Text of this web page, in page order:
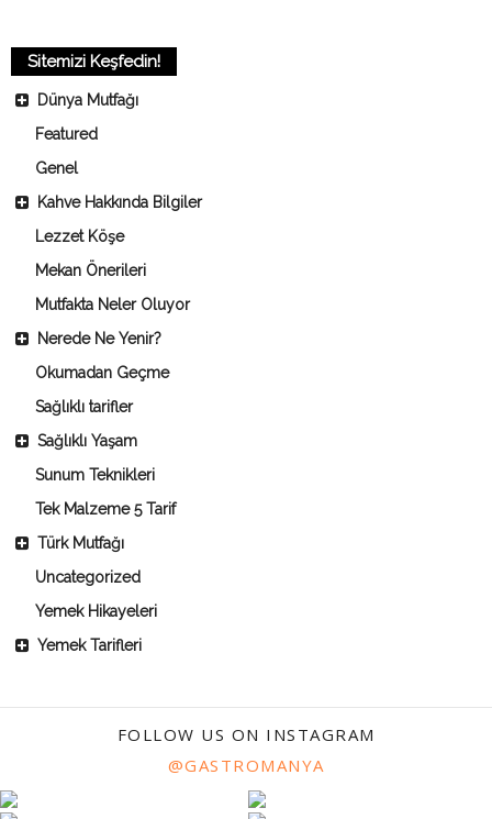
Sitemizi Keşfedin!
Dünya Mutfağı
Featured
Genel
Kahve Hakkında Bilgiler
Lezzet Köşe
Mekan Önerileri
Mutfakta Neler Oluyor
Nerede Ne Yenir?
Okumadan Geçme
Sağlıklı tarifler
Sağlıklı Yaşam
Sunum Teknikleri
Tek Malzeme 5 Tarif
Türk Mutfağı
Uncategorized
Yemek Hikayeleri
Yemek Tarifleri
FOLLOW US ON INSTAGRAM
@GASTROMANYA